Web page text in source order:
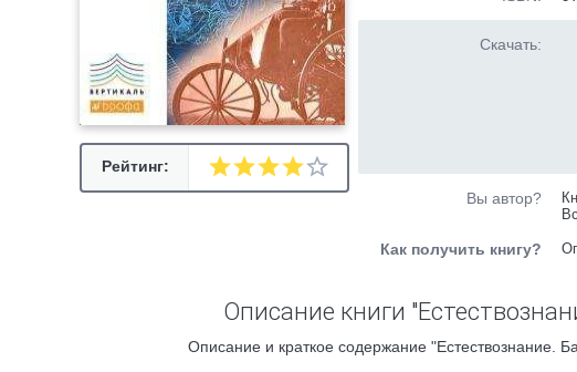
Рейтинг:
Скачать:
Вы автор?
Как получить книгу?
Описание книги
Описание и краткое содержание "Естествознание.